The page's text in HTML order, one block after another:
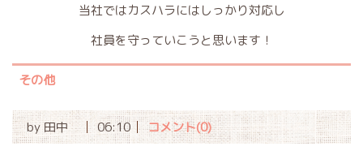
当社ではカスハラにはしっかり対応し
社員を守っていこうと思います！
その他
by田中 06:10 コメント(0)